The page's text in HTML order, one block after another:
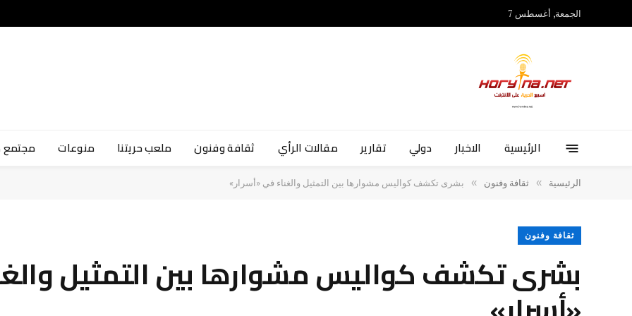
الجمعة, أغسطس 7
الرئيسية الاخبار دولي تقارير مقالات الرأي ثقافة وفنون ملعب حريتنا منوعات
الرئيسية » ثقافة وفنون » بشرى تكشف كواليس مشوارها بين التمثيل والغناء في «أسرار»
ثقافة وفنون
بشرى تكشف كواليس مشوارها بين التمثيل